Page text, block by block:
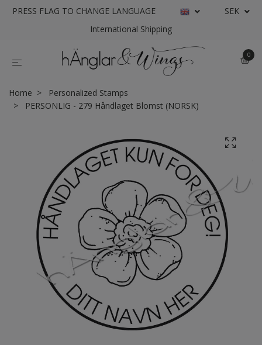
PRESS FLAG TO CHANGE LANGUAGE
SEK
International Shipping
0
Home
Personalized Stamps
PERSONLIG - 279 Håndlaget Blomst (NORSK)